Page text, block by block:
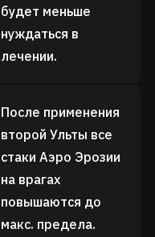
будет меньше
нуждаться в
лечении.
После применения
второй Ульты все
стаки Аэро Эрозии
на врагах
повышаются до
макс. предела.